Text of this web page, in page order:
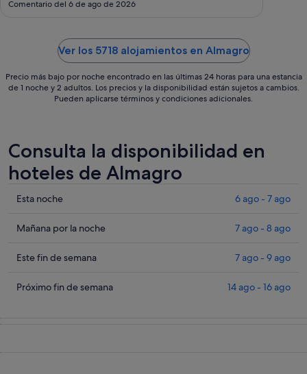
ago
Comentario del 6 de ago de 2026
Ver los 5718 alojamientos en Almagro
Precio más bajo por noche encontrado en las últimas 24 horas para una estancia
de 1 noche y 2 adultos. Los precios y la disponibilidad están sujetos a cambios.
Pueden aplicarse términos y condiciones adicionales.
Consulta la disponibilidad en
hoteles de Almagro
Comprueba
precios
Almagro
esta
Esta noche 6 ago - 7 ago
Comprueba
precios
Almagro
Mañana por la noche 7 ago - 8 ago
Comprueba
precios
Este fin de semana 7 ago - 9 ago
Comprueba
Próximo fin de semana 14 ago - 16 ago